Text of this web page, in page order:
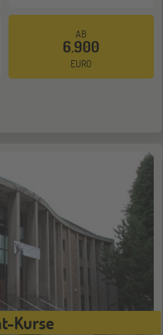
JuBi
JuBi
(Ozeanien &
AB
6.900
EURO
Kurse